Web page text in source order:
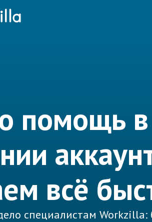
помощь в
всё
специалистам Workzilla: